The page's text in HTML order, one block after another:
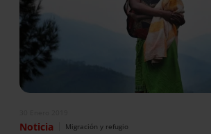
Noticia Migración y refugio